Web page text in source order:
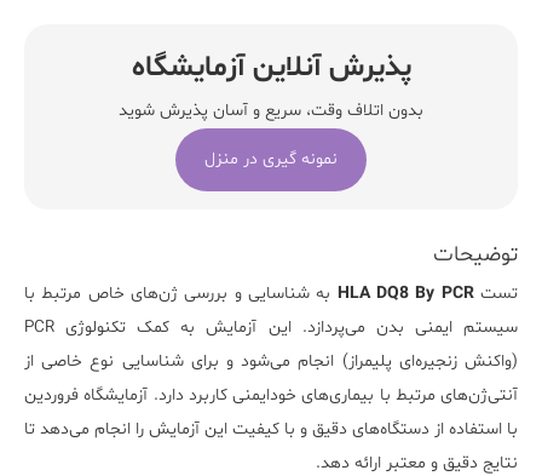
توضیحات
تستHLA DQ8 By PCR به شناسایی و بررسی ژن‌های خاص مرتبط با
سیستم ایمنی بدن می‌پردازد. این آزمایش به کمک تکنولوژی PCR
(واکنش زنجیره‌ای پلیمراز) انجام می‌شود و برای شناسایی نوع خاصی از
آنتی‌ژن‌های مرتبط با بیماری‌های خودایمنی کاربرد دارد. آزمایشگاه فروردین
با استفاده از دستگاه‌های دقیق و با کیفیت این آزمایش را انجام می‌دهد تا
نتایج دقیق و معتبر ارائه دهد.
پذیرش آنلاین آزمایشگاه
بدون اتلاف وقت، سریع و آسان پذیرش شوید
نمونه گیری در منزل